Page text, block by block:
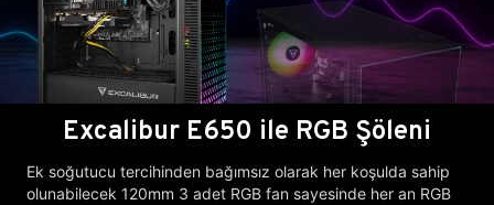
Excalibur E650 ile RGB Şöleni
Ek soğutucu tercihinden bağımsız olarak her koşulda sahip
olunabilecek 120mm 3 adet RGB fan sayesinde her an RGB